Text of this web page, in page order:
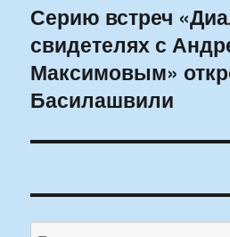
Следующая
запись:
Серию встреч
свидетелях с
Максимовым»
Басилашвили
Искать: